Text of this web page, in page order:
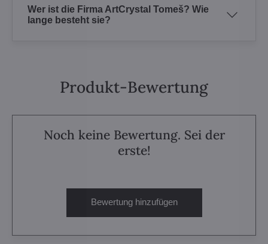
Wer ist die Firma ArtCrystal Tomeš? Wie
lange besteht sie?
Produkt-Bewertung
Noch keine Bewertung. Sei der
erste!
Bewertung hinzufügen